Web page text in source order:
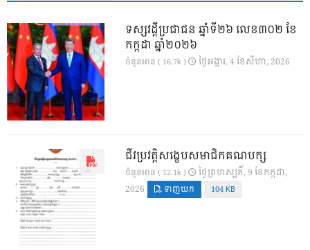
ទស្សវដ្តីប្រជាជន ឆ្នាំទី២៦ លេខ៣០២ ខែ
កក្កដា ឆ្នាំ២០២៦
ចំនួនអាន ( 16.7k ) ថ្ងៃ​អង្គារ, 4 ខែ​សីហា, 2026
ជីវប្រវត្តិសង្ខេបសមាជិកគណបក្ស
ចំនួនអាន ( 12.1k )
ថ្ងៃ​ព្រហស្បតិ៍, 9 ខែ​កក្កដា,
2026
ទាញយក 104 KB